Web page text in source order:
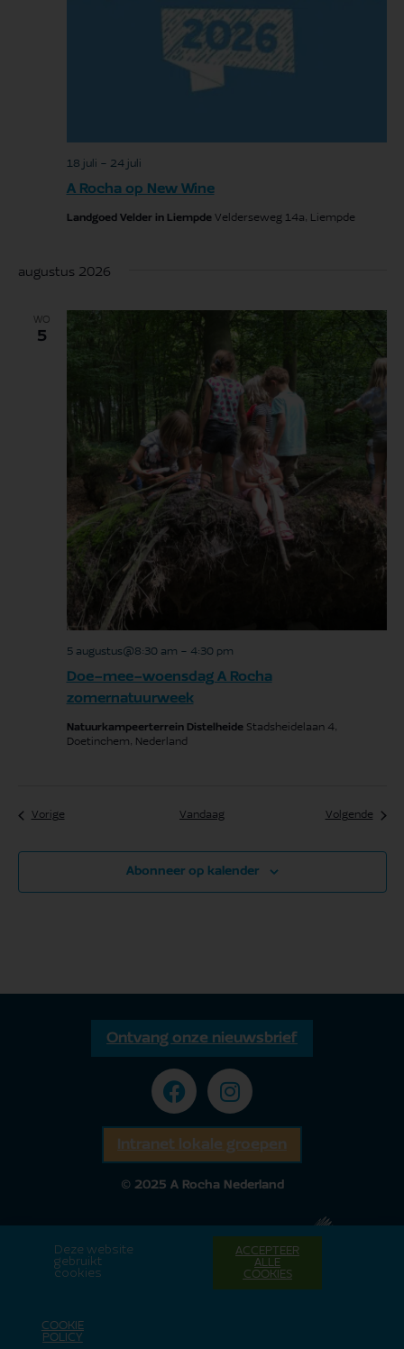
A Rocha op New Wine
18 juli - 24 juli
Landgoed Velder in Liempde Velderseweg 14a, Liempde
augustus 2026
WO
5
Doe-mee-woensdag A Rocha
zomernatuurweek
5 augustus@8:30 am - 4:30 pm
Natuurkampeerterrein Distelheide Stadsheidelaan 4,
Doetinchem, Nederland
VorigeEvenementen Vandaag Volgende
Abonneer op kalender
Ontvang onze nieuwsbrief
Intranet lokale groepen
© 2025 A Rocha Nederland
Deze website
gebruikt
cookies
ACCEPTEER
ALLE
COOKIES
COOKIE
POLICY